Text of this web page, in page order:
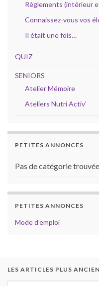
Règlements (intérieur
Connaissez-vous vos
Il était une fois…
QUIZ
SENIORS
Atelier Mémoire
Ateliers Nutri Activ’
PETITES ANNONCES
Pas de catégorie
PETITES ANNONCES
Mode d’emploi
LES ARTICLES PLUS